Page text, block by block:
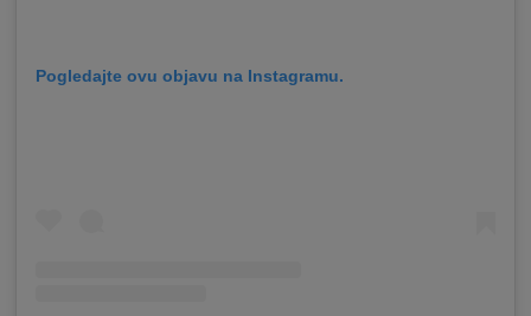
Pogledajte ovu objavu na Instagramu.